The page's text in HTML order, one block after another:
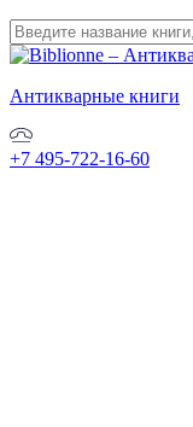
Антикварные книги
+7 495-722-16-60